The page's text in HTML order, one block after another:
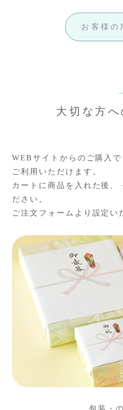
お客様の
大切な方
WEBサイトからのご購入で
ご利用いただけます。
カートに商品を入れた後、
ださい。
ご注文フォームより設定い